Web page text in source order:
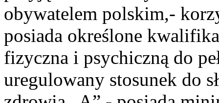
obywatelem polskim,-
posiada określone
fizyczna i psychiczną do
uregulowany stosunek do